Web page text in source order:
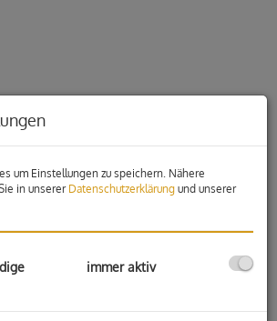
Gleisdorf wurden 6 Reihenhäuser mit
um Einstellungen zu speichern. Nähere
in unserer Datenschutzerklärung und unserer
immer aktiv